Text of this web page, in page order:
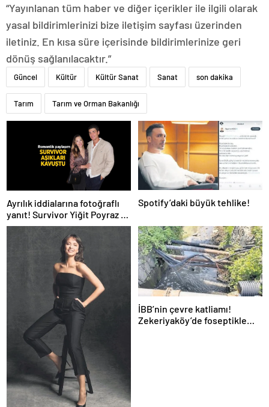
“Yayınlanan tüm haber ve diğer içerikler ile ilgili olarak
yasal bildirimlerinizi bize iletişim sayfası üzerinden
iletiniz. En kısa süre içerisinde bildirimlerinize geri
dönüş sağlanılacaktır.”
Güncel Kültür Kültür Sanat Sanat son dakika
Tarım Tarım ve Orman Bakanlığı
Ayrılık iddialarına fotoğraflı
yanıt! Survivor Yiğit Poyraz ve
sevgilisinden yeni paylaşım
Spotify’daki büyük tehlike!
İBB’nin çevre katliamı!
Zekeriyaköy’de foseptikle